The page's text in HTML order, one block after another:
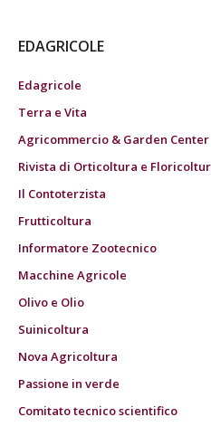
EDAGRICOLE
Edagricole
Terra e Vita
Agricommercio & Garden Center
Rivista di Orticoltura e
Il Contoterzista
Frutticoltura
Informatore Zootecnico
Macchine Agricole
Olivo e Olio
Suinicoltura
Nova Agricoltura
Passione in verde
Comitato tecnico scientifico